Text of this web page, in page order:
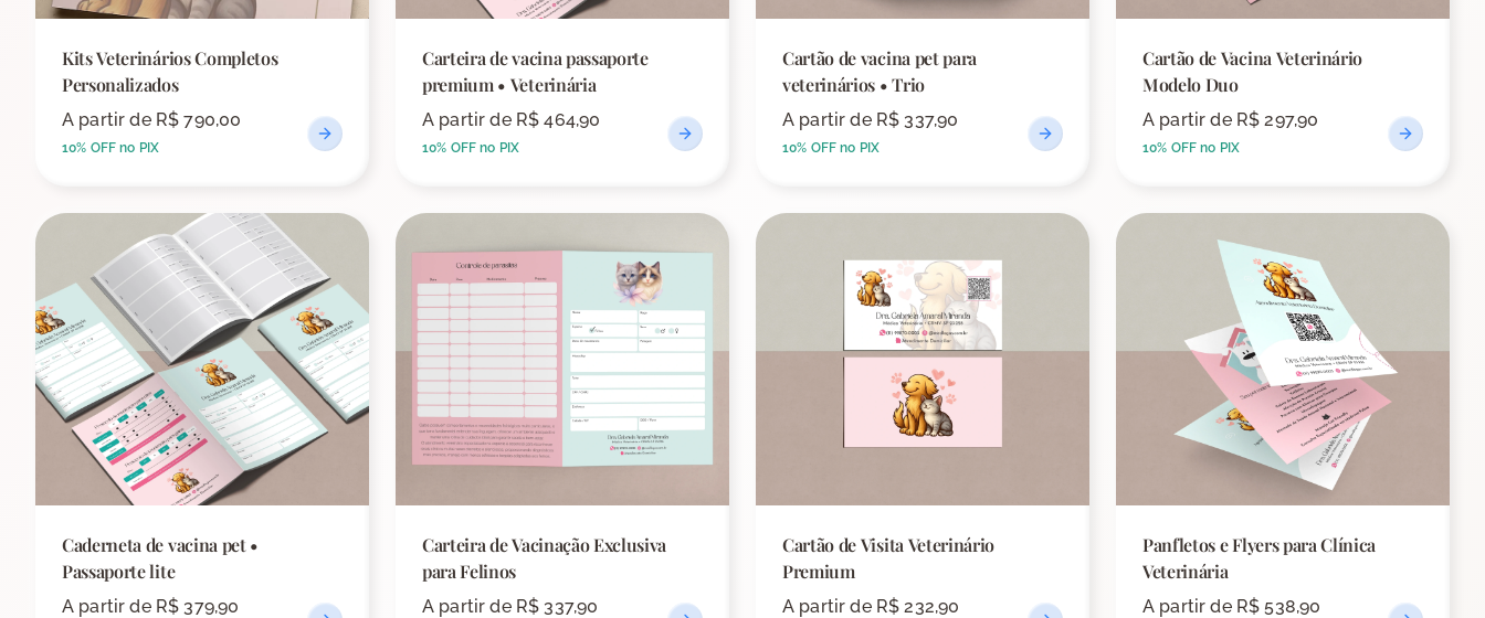
Kits Veterinários Completos
Personalizados
A partir de R$ 790,00
10% OFF no PIX
Carteira de vacina passaporte
premium • Veterinária
A partir de R$ 464,90
10% OFF no PIX
Cartão de vacina pet para
veterinários • Trio
A partir de R$ 337,90
10% OFF no PIX
Cartão de Vacina Veterinário
Modelo Duo
A partir de R$ 297,90
10% OFF no PIX
Caderneta de vacina pet •
Passaporte lite
A partir de R$ 379,90
Carteira de Vacinação Exclusiva
para Felinos
A partir de R$ 337,90
Cartão de Visita Veterinário
Premium
A partir de R$ 232,90
Panfletos e Flyers para Clínica
Veterinária
A partir de R$ 538,90